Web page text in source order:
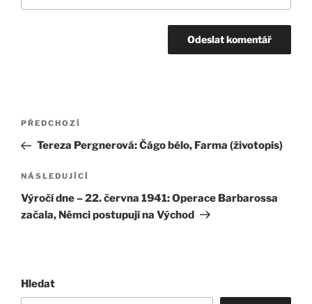
Navigace
příspěvek
Předchozí
příspěvek
PŘEDCHOZÍ
Tereza Pergnerová: Čágo bélo, Farma (životopis)
Následující
příspěvek
NÁSLEDUJÍCÍ
Výročí dne – 22. června 1941: Operace Barbarossa
začala, Němci postupují na Východ
Hledat